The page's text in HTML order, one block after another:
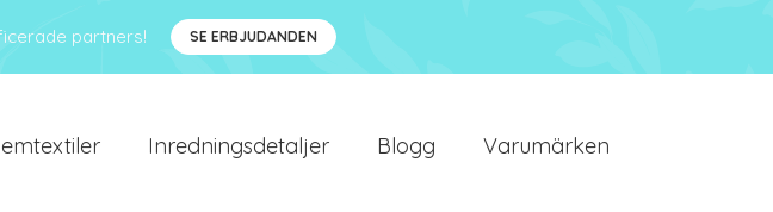
partners! SE ERBJUDANDEN
Inredningsdetaljer Blogg Varumärken